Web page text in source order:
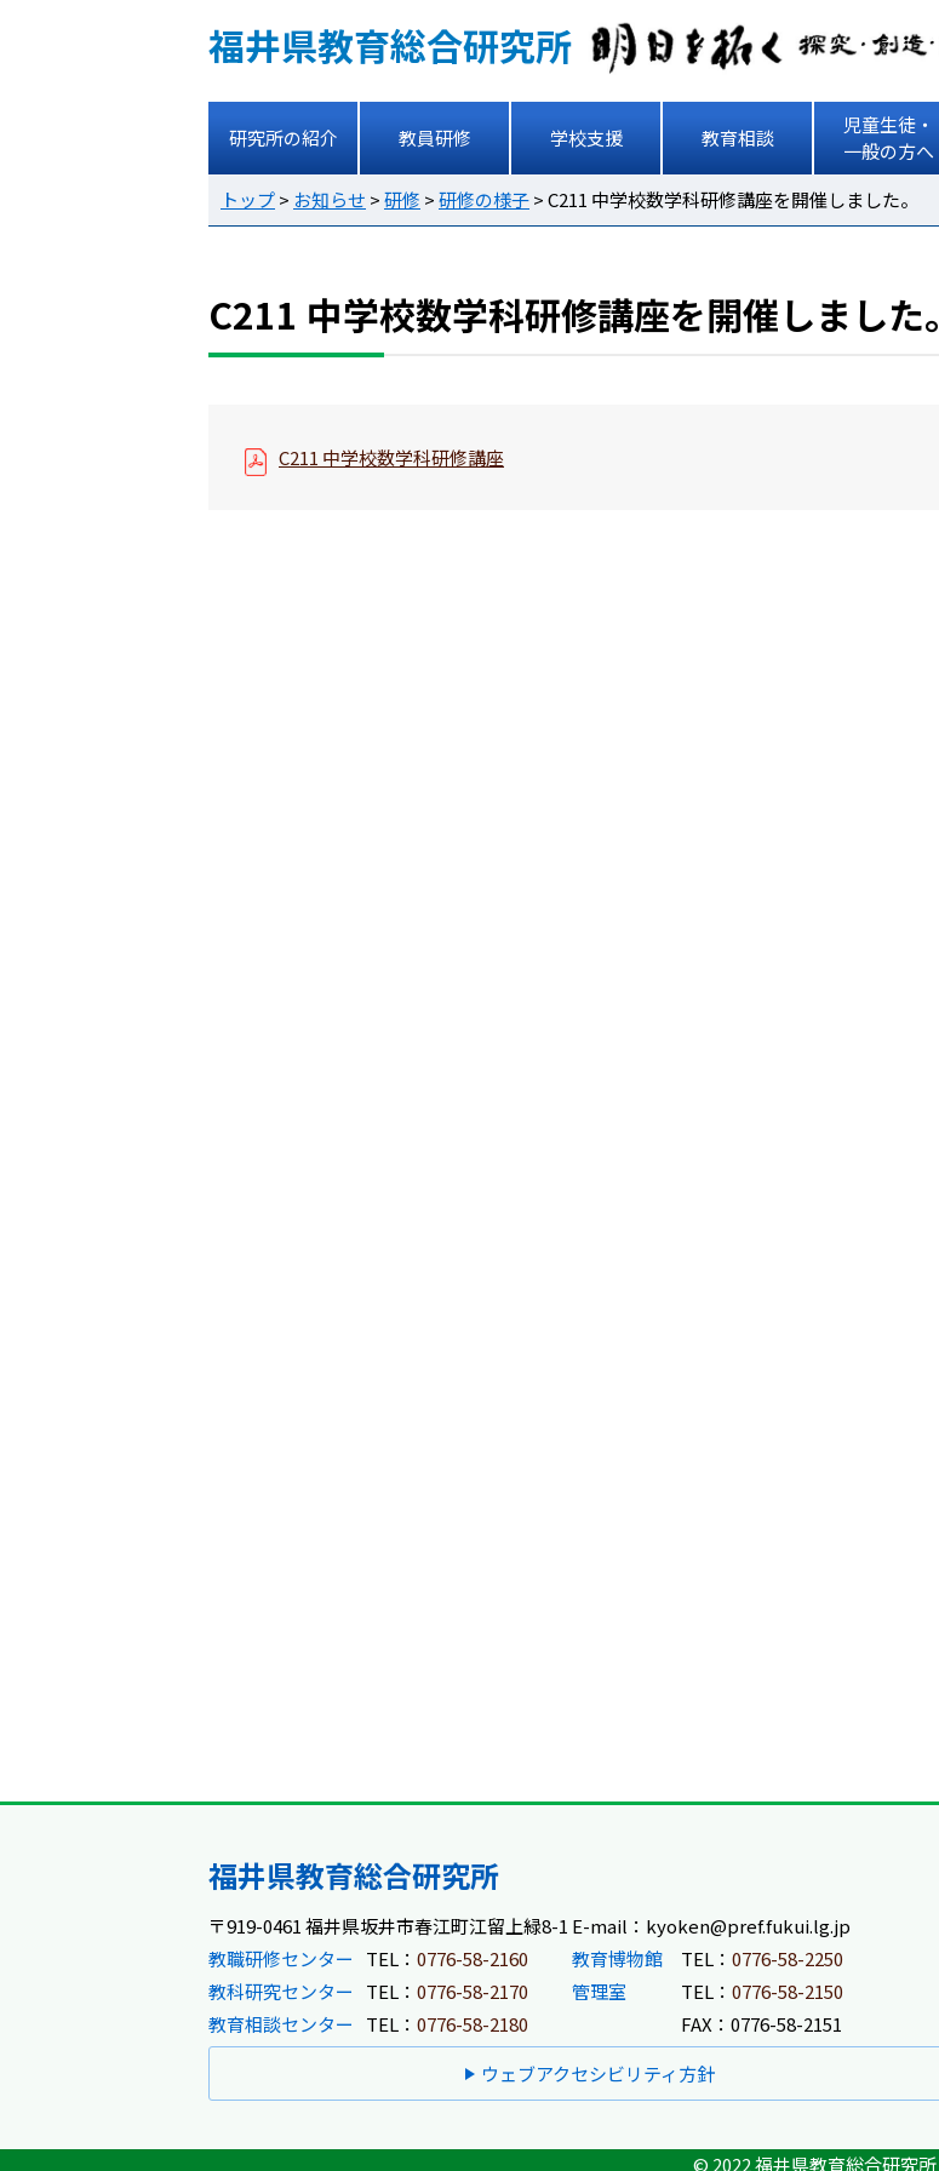
福井県教育総合研究所
研究所の紹介 教員研修 学校支援 教育相談
児童生徒・
一般の方へ
トップ> お知らせ >研修 >研修の様子>C211 中学校数学科研修講座を開催しました。
C211 中学校数学科研修講座を開催しました。
C211 中学校数学科研修講座
福井県教育総合研究所
〒919-0461 福井県坂井市春江町江留上緑8-1 E-mail：kyoken@pref.fukui.lg.jp
教職研修センター
TEL： 0776-58-2160
教科研究センター
TEL： 0776-58-2170
教育相談センター
TEL： 0776-58-2180
教育博物館 TEL： 0776-58-2250
管理室
TEL： 0776-58-2150
FAX：0776-58-2151
ウェブアクセシビリティ方針
© 2022 福井県教育総合研究所